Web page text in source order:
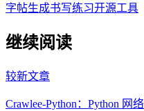
字帖生成书写练习开源工具
继续阅读
较新文章
Crawlee-Python：Python 网